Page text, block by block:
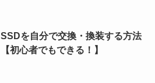
SSDを自分で交換・換装する方法
【初心者でもできる！】